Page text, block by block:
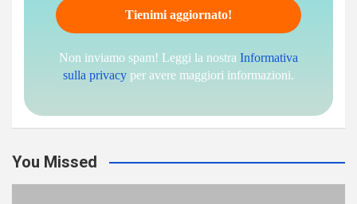
Non inviamo spam! Leggi la nostra Informativa
sulla privacy per avere maggiori informazioni.
You Missed